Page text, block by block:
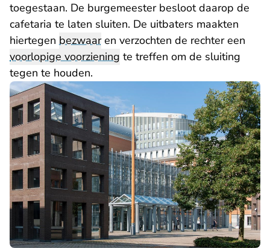
toegestaan. De burgemeester besloot daarop de
cafetaria te laten sluiten. De uitbaters maakten
hiertegen bezwaaren verzochten de rechter een
voorlopige voorziening te treffen om de sluiting
tegen te houden.